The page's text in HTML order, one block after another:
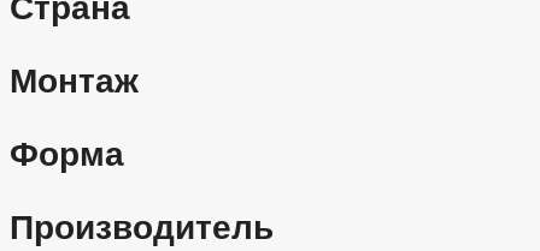
Страна
Монтаж
Форма
Производитель